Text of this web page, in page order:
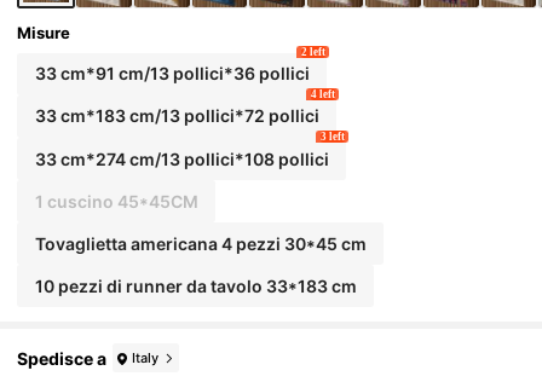
Misure
33 cm*91 cm/13 pollici*36 pollici
2 left
33 cm*183 cm/13 pollici*72 pollici
4 left
33 cm*274 cm/13 pollici*108 pollici
3 left
1 cuscino 45*45CM
Tovaglietta americana 4 pezzi 30*45 cm
10 pezzi di runner da tavolo 33*183 cm
Spedisce a Italy